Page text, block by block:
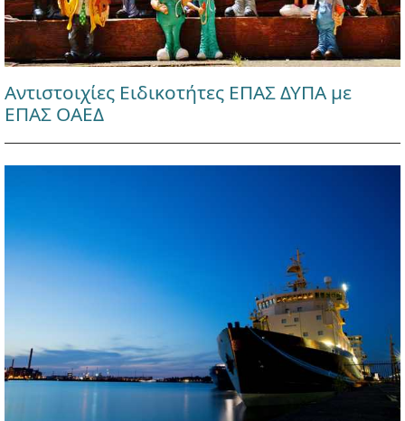
Αντιστοιχίες Ειδικοτήτες ΕΠΑΣ ΔΥΠΑ με
ΕΠΑΣ ΟΑΕΔ